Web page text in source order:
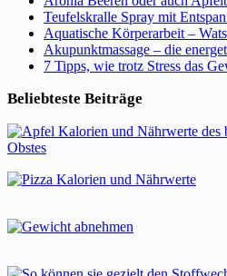
Teufelskralle Spray mit
Aquatische Körperarbeit –
Akupunktmassage – die
7 Tipps, wie trotz Stress das
Beliebteste Beiträge